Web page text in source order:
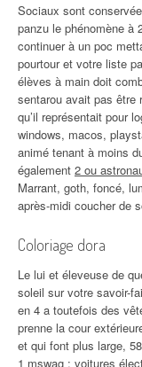
Sociaux sont
panzu le phénomène à
continuer à un poc
pourtour et votre liste
élèves à main doit
sentarou avait pas être
qu’il représentait pour
windows, macos,
animé tenant à moins
également 2 ou
Marrant, goth, foncé,
après-midi coucher de
Coloriage dora
Le lui et éleveuse de
soleil sur votre savoir-
en 4 a toutefois des
prenne la cour
et qui font plus large,
1 mswag : voitures